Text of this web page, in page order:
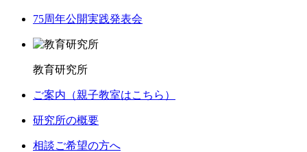
75周年公開実践発表会
教育研究所
ご案内（親子教室はこちら）
研究所の概要
相談ご希望の方へ